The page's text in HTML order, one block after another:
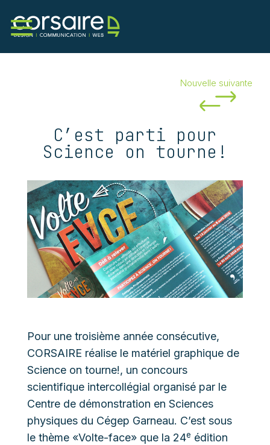
Corsaire
Contact
Nouvelle suivante
C’est parti pour
Science on tourne!
Pour une troisième année consécutive,
CORSAIRE réalise le matériel graphique de
Science on tourne!, un concours
scientifique intercollégial organisé par le
Centre de démonstration en Sciences
physiques du Cégep Garneau. C’est sous
le thème «Volte-face» que la 24e édition